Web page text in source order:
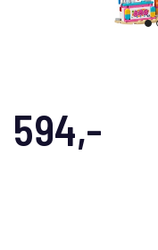
594,-